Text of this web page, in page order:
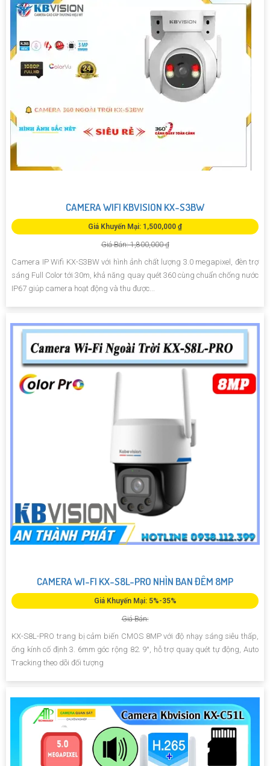
CAMERA WIFI KBVISION KX-S3BW
Giá Khuyến Mại: 1,500,000 ₫
Giá Bán: 1,800,000 ₫
Camera IP Wifi KX-S3BW với hình ảnh chất lượng 3.0 megapixel, đèn trợ
sáng Full Color tới 30m, khả năng quay quét 360 cùng chuẩn chống nước
IP67 giúp camera hoạt động và thu được...
CAMERA WI-FI KX-S8L-PRO NHÌN BAN ĐÊM 8MP
Giá Khuyến Mại: 5%-35%
Giá Bán:
KX-S8L-PRO trang bị cảm biến CMOS 8MP với độ nhạy sáng siêu thấp,
ống kính cố định 3. 6mm góc rộng 82. 9°, hỗ trợ quay quét tự động, Auto
Tracking theo dõi đối tượng